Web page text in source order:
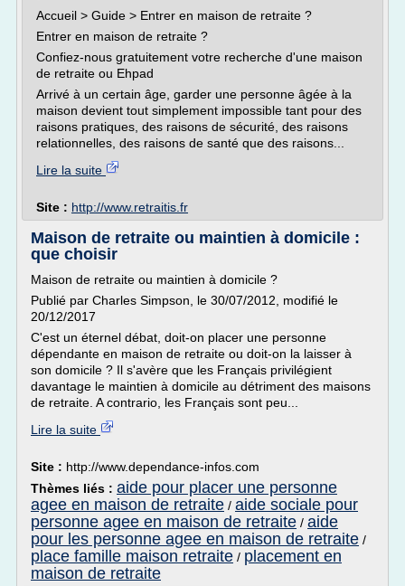
Accueil > Guide > Entrer en maison de retraite ?
Entrer en maison de retraite ?
Confiez-nous gratuitement votre recherche d'une maison
de retraite ou Ehpad
Arrivé à un certain âge, garder une personne âgée à la
maison devient tout simplement impossible tant pour des
raisons pratiques, des raisons de sécurité, des raisons
relationnelles, des raisons de santé que des raisons...
Lire la suite
Site : http://www.retraitis.fr
Maison de retraite ou maintien à domicile :
que choisir
Maison de retraite ou maintien à domicile ?
Publié par Charles Simpson, le 30/07/2012, modifié le
20/12/2017
C'est un éternel débat, doit-on placer une personne
dépendante en maison de retraite ou doit-on la laisser à
son domicile ? Il s'avère que les Français privilégient
davantage le maintien à domicile au détriment des maisons
de retraite. A contrario, les Français sont peu...
Lire la suite
Site : http://www.dependance-infos.com
Thèmes liés : aide pour placer une personne
agee en maison de retraite / aide sociale pour
personne agee en maison de retraite / aide
pour les personne agee en maison de retraite /
place famille maison retraite / placement en
maison de retraite